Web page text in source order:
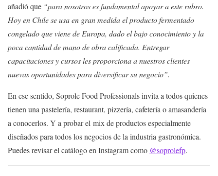
añadió que “para nosotros es fundamental apoyar a este rubro.
Hoy en Chile se usa en gran medida el producto fermentado
congelado que viene de Europa, dado el bajo conocimiento y la
poca cantidad de mano de obra calificada. Entregar
capacitaciones y cursos les proporciona a nuestros clientes
nuevas oportunidades para diversificar su negocio”.
En ese sentido, Soprole Food Professionals invita a todos quienes
tienen una pastelería, restaurant, pizzería, cafetería o amasandería
a conocerlos. Y a probar el mix de productos especialmente
diseñados para todos los negocios de la industria gastronómica.
Puedes revisar el catálogo en Instagram como @soprolefp.